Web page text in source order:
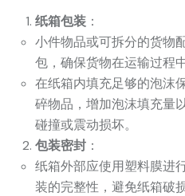
纸箱包装 ：
小件物品或可拆分的货物
包，确保货物在运输过程
在纸箱内填充足够的泡沫
碎物品，增加泡沫填充量
碰撞或震动损坏。
包装密封 ：
纸箱外部应使用塑料膜进
装的完整性，避免纸箱破